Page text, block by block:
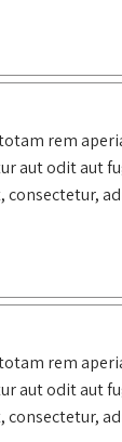
rem
aut odit aut
rem
aut odit aut